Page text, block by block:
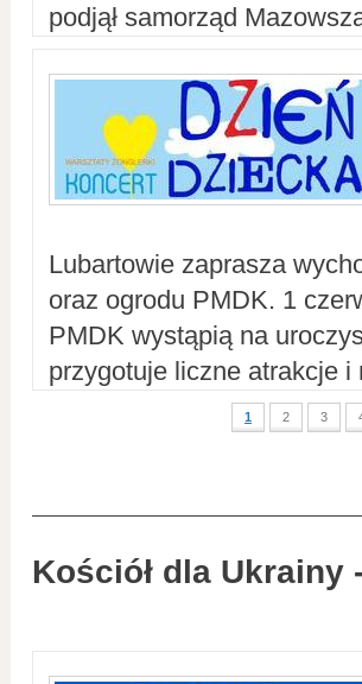
podjął samorząd
Lubartowie zaprasza
oraz ogrodu PMDK. 1
PMDK wystąpią na
przygotuje liczne atrakcje i
1 2 3
Kościół dla Ukrainy